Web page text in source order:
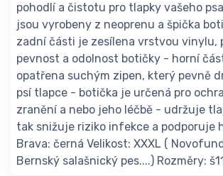
pohodlí a čistotu pro tlapky vašeho
jsou vyrobeny z neoprenu a špička
zadní části je zesílena vrstvou vinylu,
pevnost a odolnost botičky - horní
opatřena suchým zipen, který pevně
psí tlapce - botička je určená pro
zranění a nebo jeho léčbě - udržuje
tak snižuje riziko infekce a podporuje
Brava: černá Velikost: XXXL (
Bernský salašnický pes....) Rozměry: